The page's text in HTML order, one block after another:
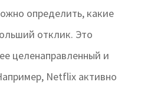
определить, какие
отклик. Это
целенаправленный и
Netflix активно